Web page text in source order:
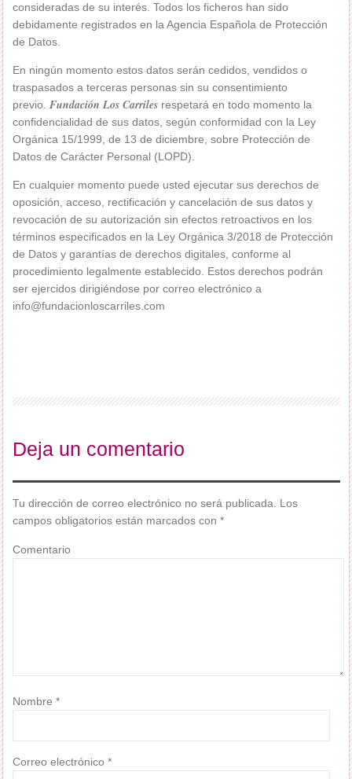
consideradas de su interés. Todos los ficheros han sido
debidamente registrados en la Agencia Española de Protección
de Datos.
En ningún momento estos datos serán cedidos, vendidos o
traspasados a terceras personas sin su consentimiento
previo. Fundación Los Carriles respetará en todo momento la
confidencialidad de sus datos, según conformidad con la Ley
Orgánica 15/1999, de 13 de diciembre, sobre Protección de
Datos de Carácter Personal (LOPD).
En cualquier momento puede usted ejecutar sus derechos de
oposición, acceso, rectificación y cancelación de sus datos y
revocación de su autorización sin efectos retroactivos en los
términos especificados en la Ley Orgánica 3/2018 de Protección
de Datos y garantías de derechos digitales, conforme al
procedimiento legalmente establecido. Estos derechos podrán
ser ejercidos dirigiéndose por correo electrónico a
info@fundacionloscarriles.com
Deja un comentario
Tu dirección de correo electrónico no será publicada.
Los
campos obligatorios están marcados con*
Comentario
Nombre*
Correo electrónico*